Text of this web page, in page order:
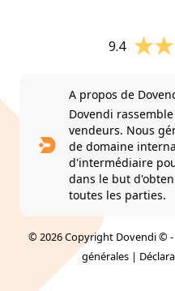
9.4
A propos de
Dovendi
vendeurs. Nous
de domaine
d'intermédiaire
dans le but
toutes les parties.
© 2026 Copyright Dovendi ©
générales |